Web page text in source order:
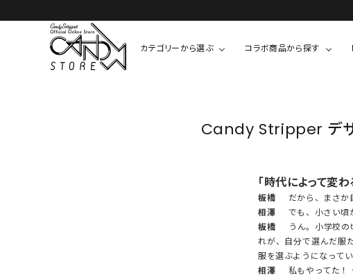
カテゴリーから選ぶ
ALL
BLOUSES
コラボ商品から探す
COOKIE BOY
チャーミーキティ
ウサハナ
クレヨンしんちゃん
Candy Stripper デザ
「時代によって変
板橋
だから、まさか
相澤
でも、小さい頃
板橋
うん。小学校の
れが、自分で選んだ服
服を選ぶようになって
相澤
私もやってた！